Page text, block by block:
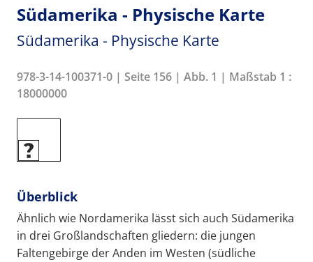
Südamerika - Physische Karte
Südamerika - Physische Karte
978-3-14-100371-0 | Seite 156 | Abb. 1 | Maßstab 1 :
18000000
Überblick
Ähnlich wie Nordamerika lässt sich auch Südamerika
in drei Großlandschaften gliedern: die jungen
Faltengebirge der Anden im Westen (südliche